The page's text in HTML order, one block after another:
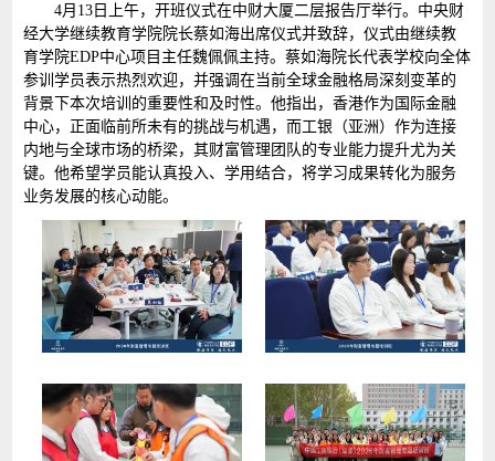
4月13日上午，开班仪式在中财大厦二层报告厅举行。中央财
经大学继续教育学院院长蔡如海出席仪式并致辞，仪式由继续教
育学院EDP中心项目主任魏佩佩主持。蔡如海院长代表学校向全体
参训学员表示热烈欢迎，并强调在当前全球金融格局深刻变革的
背景下本次培训的重要性和及时性。他指出，香港作为国际金融
中心，正面临前所未有的挑战与机遇，而工银（亚洲）作为连接
内地与全球市场的桥梁，其财富管理团队的专业能力提升尤为关
键。他希望学员能认真投入、学用结合，将学习成果转化为服务
业务发展的核心动能。